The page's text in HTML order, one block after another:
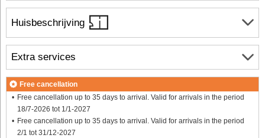
Huisbeschrijving
Extra services
Free cancellation
Free cancellation up to 35 days to arrival. Valid for arrivals in the period
18/7-2026 tot 1/1-2027
Free cancellation up to 35 days to arrival. Valid for arrivals in the period
2/1 tot 31/12-2027